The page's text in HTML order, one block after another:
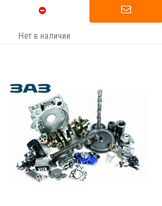
Нет в наличии